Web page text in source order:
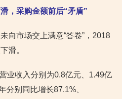
，采购金额前后“矛盾”
向市场交上满意“答卷”，2018
滑。
业收入分别为0.8亿元、1.49亿
分别同比增长87.1%、